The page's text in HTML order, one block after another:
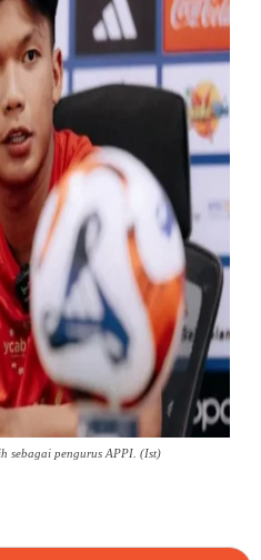
sebagai pengurus APPI. (Ist)